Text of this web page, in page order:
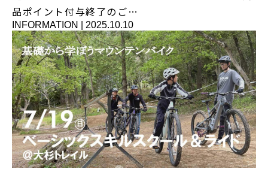
品ポイント付与終了のご…
INFORMATION 2025.10.10